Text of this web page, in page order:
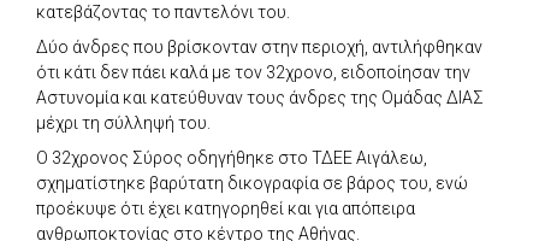
κατεβάζοντας το παντελόνι του.
Δύο άνδρες που βρίσκονταν στην περιοχή, αντιλήφθηκαν
ότι κάτι δεν πάει καλά με τον 32χρονο, ειδοποίησαν την
Αστυνομία και κατεύθυναν τους άνδρες της Ομάδας ΔΙΑΣ
μέχρι τη σύλληψή του.
Ο 32χρονος Σύρος οδηγήθηκε στο ΤΔΕΕ Αιγάλεω,
σχηματίστηκε βαρύτατη δικογραφία σε βάρος του, ενώ
προέκυψε ότι έχει κατηγορηθεί και για απόπειρα
ανθρωποκτονίας στο κέντρο της Αθήνας.